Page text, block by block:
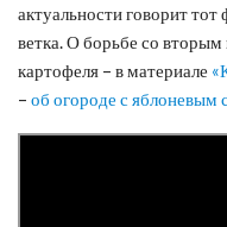
актуальности говорит
ветка. О борьбе со
картофеля – в материале
– об огороде с яблоневым